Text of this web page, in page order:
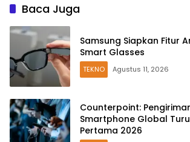
Baca Juga
Samsung Siapkan Fitur
Smart Glasses
TEKNO Agustus 11, 2026
Counterpoint:
Smartphone Global
Pertama 2026